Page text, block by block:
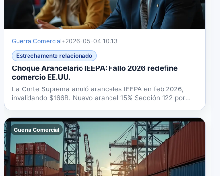
Guerra Comercial• 2026-05-04 10:13
Estrechamente relacionado
Choque Arancelario IEEPA: Fallo 2026 redefine
comercio EE.UU.
La Corte Suprema anuló aranceles IEEPA en feb 2026,
invalidando $166B. Nuevo arancel 15% Sección 122 por
Guerra Comercial